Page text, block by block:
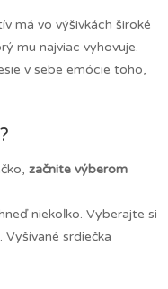
má vo výšivkách široké
mu najviac vyhovuje.
v sebe emócie toho,
začnite výberom
niekoľko. Vyberajte si
srdiečka